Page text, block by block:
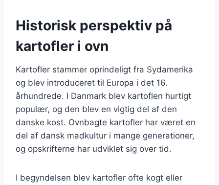
Historisk perspektiv på
kartofler i ovn
Kartofler stammer oprindeligt fra Sydamerika
og blev introduceret til Europa i det 16.
århundrede. I Danmark blev kartoflen hurtigt
populær, og den blev en vigtig del af den
danske kost. Ovnbagte kartofler har været en
del af dansk madkultur i mange generationer,
og opskrifterne har udviklet sig over tid.
I begyndelsen blev kartofler ofte kogt eller